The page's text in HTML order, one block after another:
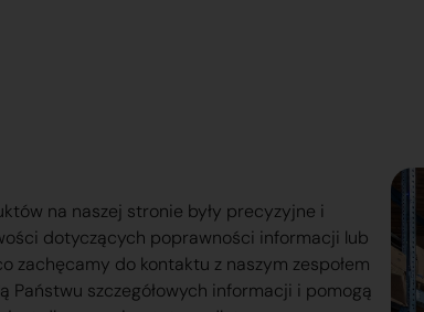
na naszej stronie były precyzyjne i
dotyczących poprawności informacji lub
zachęcamy do kontaktu z naszym zespołem
Państwu szczegółowych informacji i pomogą